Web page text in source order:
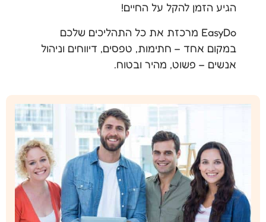
הגיע הזמן להקל על החיים!
EasyDo מרכזת את כל התהליכים שלכם
במקום אחד – חתימות, טפסים, דיווחים וניהול
אנשים – פשוט, מהיר ובטוח.